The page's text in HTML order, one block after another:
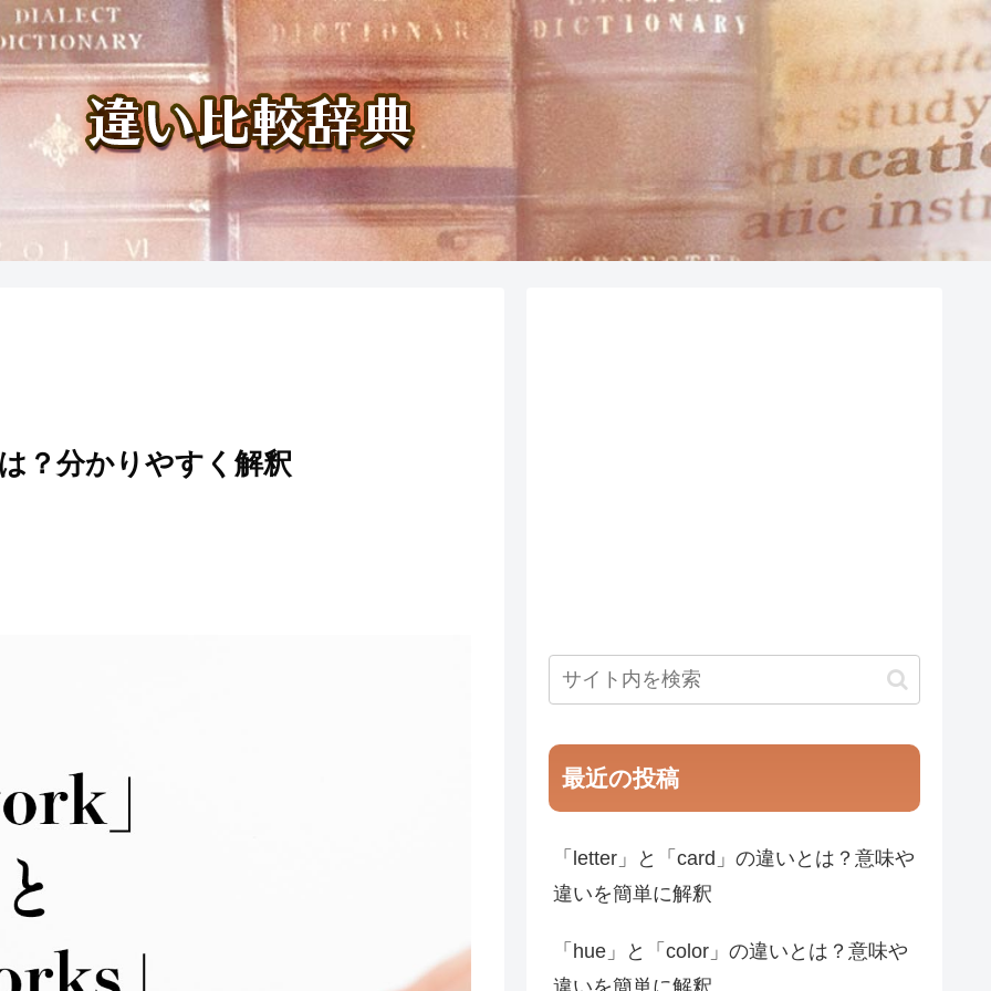
？分かりやすく解釈
最近の投稿
「letter」と「card」の違いとは？意味や
違いを簡単に解釈
「hue」と「color」の違いとは？意味や